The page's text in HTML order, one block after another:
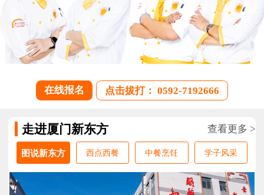
在线报名 点击拔打： 0592-7192666
走进厦门新东方 查看更多 >
图说新东方 西点西餐 中餐烹饪 学子风采